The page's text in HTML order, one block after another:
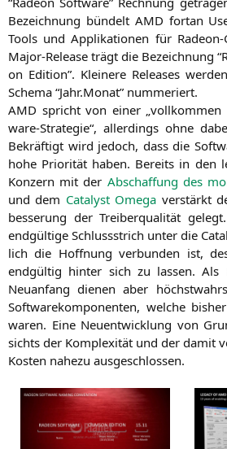
Bezeich­nung bün­delt AMD fort­an
Tools und Appli­ka­tio­nen für
Major-Release trägt die Bezeich­nung
on Edi­ti­on”. Klei­ne­re Releases
Sche­ma “Jahr.Monat” nummeriert.
AMD spricht von einer
ware-Stra­te­gie“, aller­dings ohne
Bekräf­tigt wird jedoch, dass die
hohe Prio­ri­tät haben. Bereits in den
Kon­zern mit der Abschaf­fung des
und dem Cata­lyst Ome­ga ver­stärkt
bes­se­rung der Trei­ber­qua­li­tät
end­gül­ti­ge Schluss­strich unter die
lich die Hoff­nung ver­bun­den ist,
end­gül­tig hin­ter sich zu las­sen. Als
Neu­an­fang die­nen aber
Soft­ware­kom­po­nen­ten, wel­che
waren. Eine Neu­ent­wick­lung von
sichts der Kom­ple­xi­tät und der damit
Kos­ten nahe­zu ausgeschlossen.